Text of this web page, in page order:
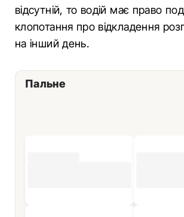
відсутній, то водій має право
клопотання про відкладення
на інший день.
Пальне